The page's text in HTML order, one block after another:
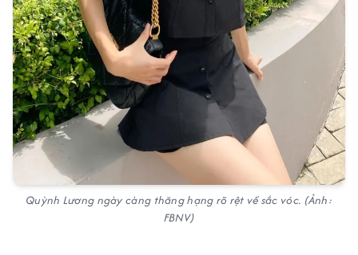
Quỳnh Lương ngày càng thăng hạng rõ rệt về sắc vóc. (Ảnh:
FBNV)